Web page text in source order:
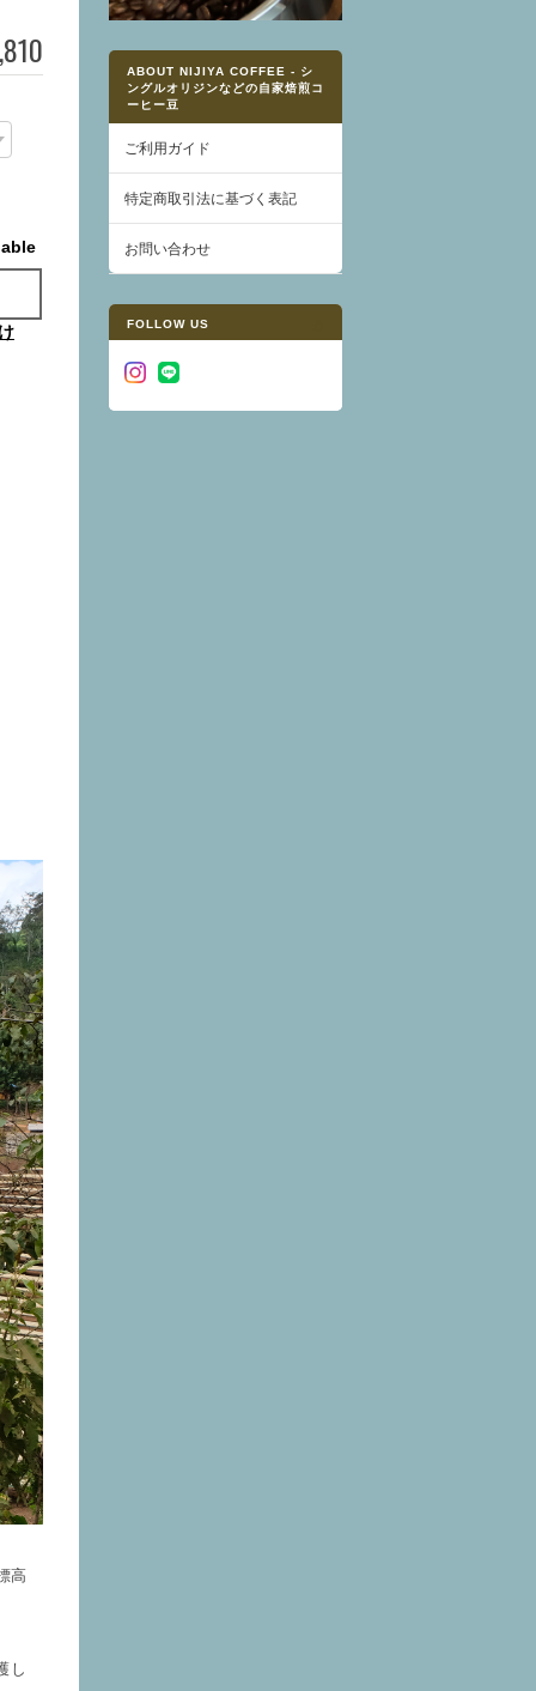
高
し
ABOUT NIJIYA COFFEE - シ
ングルオリジンなどの自家焙煎コ
ーヒー豆
ご利用ガイド
特定商取引法に基づく表記
お問い合わせ
FOLLOW US